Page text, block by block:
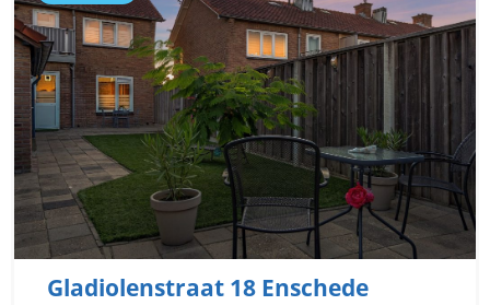
Gladiolenstraat 18 Enschede